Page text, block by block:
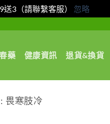
3（請聯繫客服） 忽略
藥 健康資訊 退貨&換貨
畏寒肢冷